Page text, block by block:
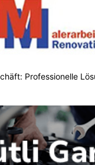
Professionelle